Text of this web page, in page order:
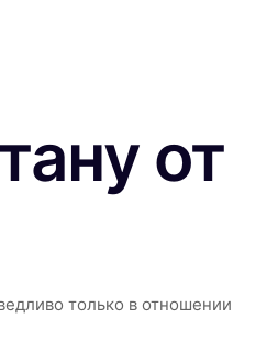
от
только в отношении